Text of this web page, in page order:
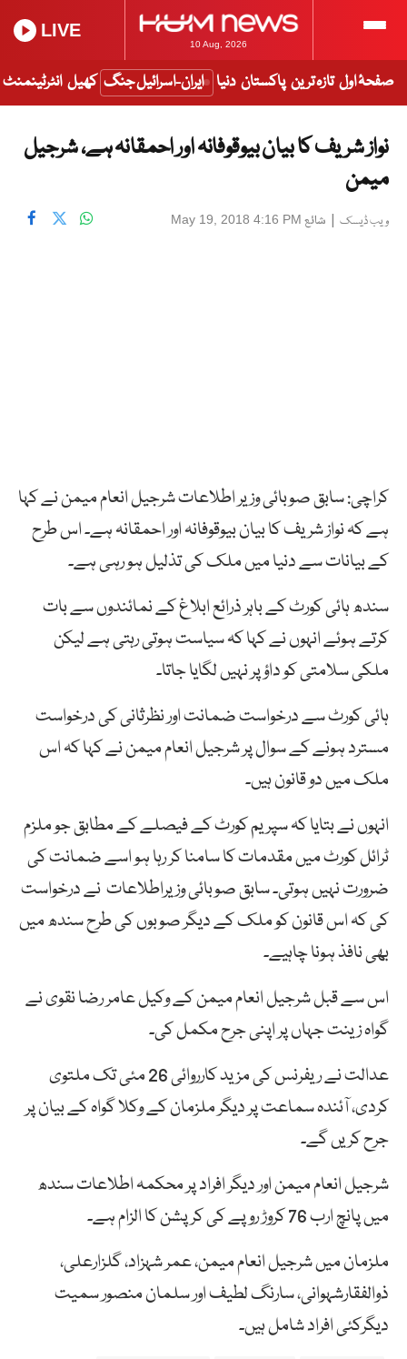
10 Aug, 2026
LIVE
صفحۂ اول تازہ ترین پاکستان دنیا ایران-اسرائیل جنگ کھیل انٹرٹینمنٹ
نواز شریف کا بیان بیوقوفانہ اور احمقانہ ہے، شرجیل
میمن
ویب ڈیسک | شائع May 19, 2018 4:16 PM
کراچی: سابق صوبائی وزیر اطلاعات شرجیل انعام میمن نے کہا
ہے کہ نواز شریف کا بیان بیوقوفانہ اور احمقانہ ہے۔ اس طرح
کے بیانات سے دنیا میں ملک کی تذلیل ہو رہی ہے۔
سندھ ہائی کورٹ کے باہر ذرائع ابلاغ کے نمائندوں سے بات
کرتے ہوئے انہوں نے کہا کہ سیاست ہوتی رہتی ہے لیکن
ملکی سلامتی کو داؤ پر نہیں لگایا جاتا۔
ہائی کورٹ سے درخواست ضمانت اور نظرثانی کی درخواست
مسترد ہونے کے سوال پر شرجیل انعام میمن نے کہا کہ اس
ملک میں دو قانون ہیں۔
انہوں نے بتایا کہ سپریم کورٹ کے فیصلے کے مطابق جو ملزم
ٹرائل کورٹ میں مقدمات کا سامنا کر رہا ہو اسے ضمانت کی
ضرورت نہیں ہوتی۔ سابق صوبائی وزیراطلاعات نے درخواست
کی کہ اس قانون کو ملک کے دیگر صوبوں کی طرح سندھ میں
بھی نافذ ہونا چاہیے۔
اس سے قبل شرجیل انعام میمن کے وکیل عامر رضا نقوی نے
گواہ زینت جہاں پر اپنی جرح مکمل کی۔
عدالت نے ریفرنس کی مزید کارروائی 26 مئی تک ملتوی
کردی، آئندہ سماعت پر دیگر ملزمان کے وکلا گواہ کے بیان پر
جرح کریں گے۔
شرجیل انعام میمن اور دیگر افراد پر محکمہ اطلاعات سندھ
میں پانچ ارب 76 کروڑ روپے کی کرپشن کا الزام ہے۔
ملزمان میں شرجیل انعام میمن، عمر شہزاد، گلزارعلی،
ذوالفقارشہوانی، سارنگ لطیف اور سلمان منصور سمیت
دیگرکئی افراد شامل ہیں۔